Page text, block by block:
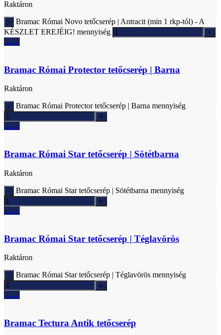
Raktáron
Bramac Római Novo tetőcserép | Antracit (min 1 rkp-tól) - A
KÉSZLET EREJÉIG! mennyiség
Ajánlatkérés
Bramac Római Protector tetőcserép | Barna
Raktáron
Bramac Római Protector tetőcserép | Barna mennyiség
Ajánlatkérés
Bramac Római Star tetőcserép | Sötétbarna
Raktáron
Bramac Római Star tetőcserép | Sötétbarna mennyiség
Ajánlatkérés
Bramac Római Star tetőcserép | Téglavörös
Raktáron
Bramac Római Star tetőcserép | Téglavörös mennyiség
Ajánlatkérés
Bramac Tectura Antik tetőcserép